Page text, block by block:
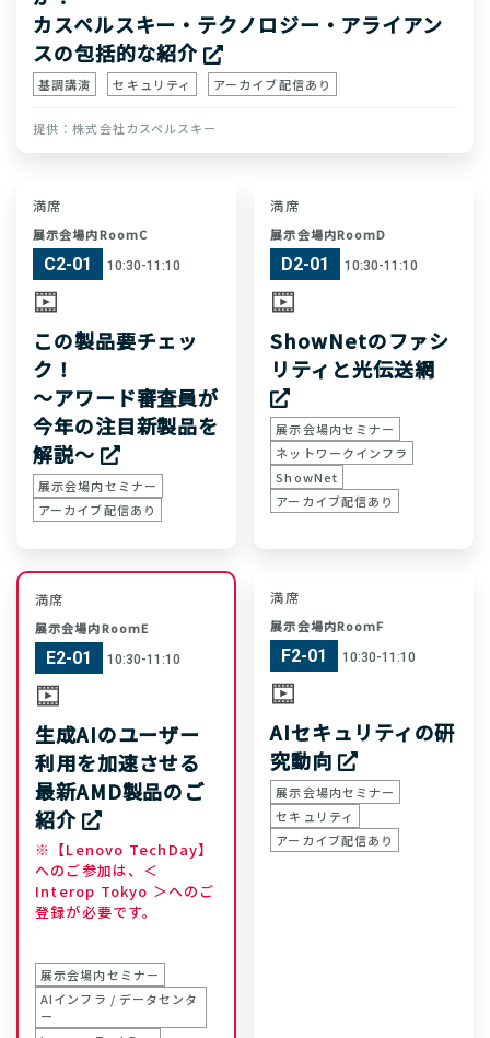
カスペルスキー・テクノロジー・アライアン
スの包括的な紹介
基調講演 セキュリティ アーカイブ配信あり
株式会社カスペルスキー
満席
展示会場内RoomC
C2-01 10:30-11:10
この製品要チェッ
ク！
～アワード審査員が
今年の注目新製品を
解説～
展示会場内セミナー
アーカイブ配信あり
満席
展示会場内RoomD
D2-01 10:30-11:10
ShowNetのファシ
リティと光伝送網
展示会場内セミナー
ネットワークインフラ
ShowNet
アーカイブ配信あり
満席
展示会場内RoomE
E2-01 10:30-11:10
生成AIのユーザー
利用を加速させる
最新AMD製品のご
紹介
※【Lenovo TechDay】
へのご参加は、＜
Interop Tokyo ＞へのご
登録が必要です。
展示会場内セミナー
AIインフラ / データセンタ
ー
満席
展示会場内RoomF
F2-01 10:30-11:10
AIセキュリティの研
究動向
展示会場内セミナー
セキュリティ
アーカイブ配信あり